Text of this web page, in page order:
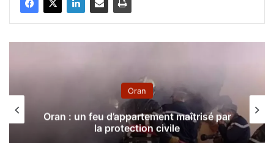
Oran
Oran : un feu d’appartement maîtrisé par
la protection civile